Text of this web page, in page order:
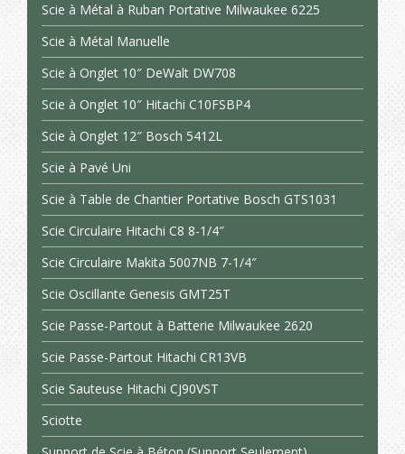
Scie à Métal à Ruban Portative Milwaukee 6225
Scie à Métal Manuelle
Scie à Onglet 10″ DeWalt DW708
Scie à Onglet 10″ Hitachi C10FSBP4
Scie à Onglet 12″ Bosch 5412L
Scie à Pavé Uni
Scie à Table de Chantier Portative Bosch GTS1031
Scie Circulaire Hitachi C8 8-1/4″
Scie Circulaire Makita 5007NB 7-1/4″
Scie Oscillante Genesis GMT25T
Scie Passe-Partout à Batterie Milwaukee 2620
Scie Passe-Partout Hitachi CR13VB
Scie Sauteuse Hitachi CJ90VST
Sciotte